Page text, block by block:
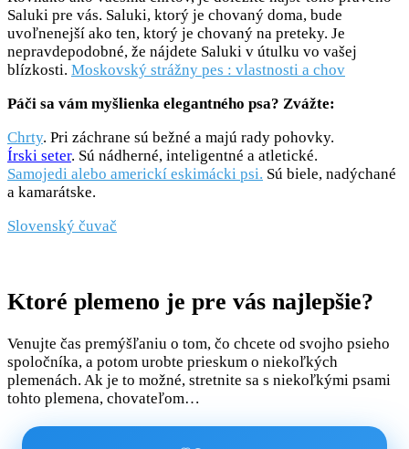
Saluki pre vás. Saluki, ktorý je chovaný doma, bude
uvoľnenejší ako ten, ktorý je chovaný na preteky. Je
nepravdepodobné, že nájdete Saluki v útulku vo vašej
blízkosti. Moskovský strážny pes : vlastnosti a chov
Páči sa vám myšlienka elegantného psa? Zvážte:
Chrty. Pri záchrane sú bežné a majú rady pohovky.
Írski seter. Sú nádherné, inteligentné a atletické.
Samojedi alebo americkí eskimácki psi. Sú biele, nadýchané
a kamarátske.
Slovenský čuvač
Ktoré plemeno je pre vás najlepšie?
Venujte čas premýšľaniu o tom, čo chcete od svojho psieho
spoločníka, a potom urobte prieskum o niekoľkých
plemenách. Ak je to možné, stretnite sa s niekoľkými psami
tohto plemena, chovateľom…